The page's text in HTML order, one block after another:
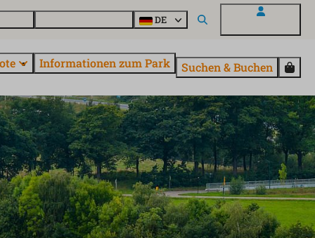
DE
Informationen zum Park Suchen & Buchen